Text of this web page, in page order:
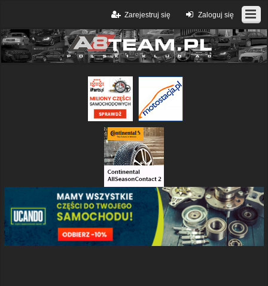
Zaloguj się
Zarejestruj się